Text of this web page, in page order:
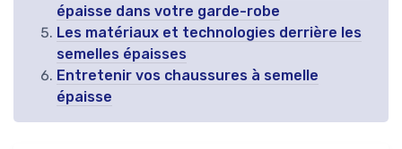
épaisse dans votre garde-robe
Les matériaux et technologies derrière les
semelles épaisses
Entretenir vos chaussures à semelle
épaisse